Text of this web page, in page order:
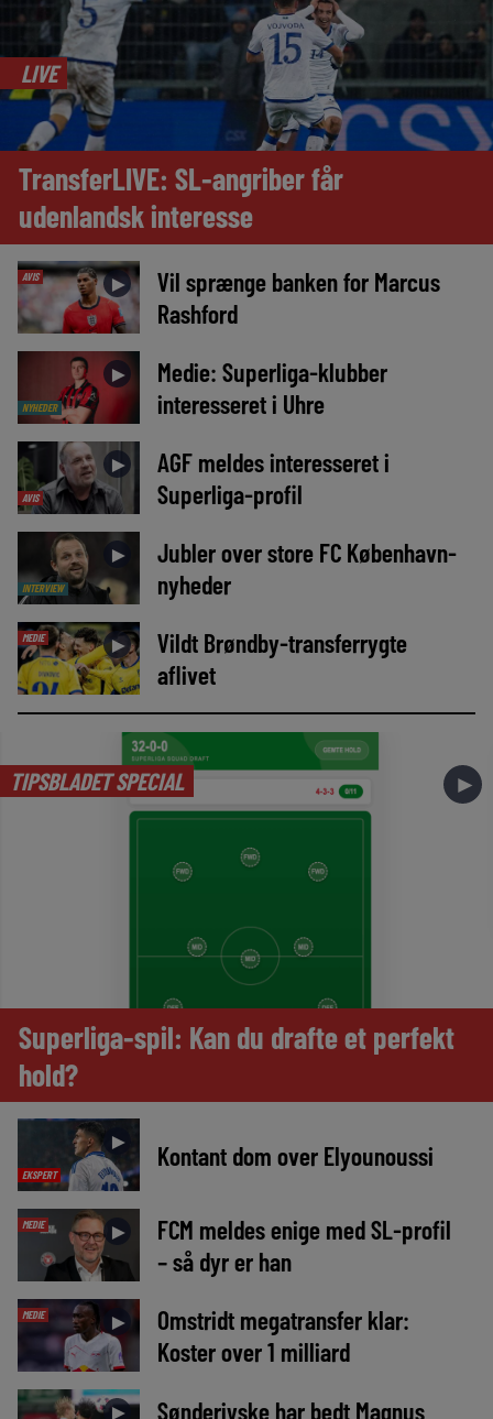
LIVE
TransferLIVE: SL-angriber får
udenlandsk interesse
AVIS ►
Vil sprænge banken for Marcus
Rashford
NYHEDER
►
Medie: Superliga-klubber
interesseret i Uhre
AVIS
►
AGF meldes interesseret i
Superliga-profil
INTERVIEW
►
Jubler over store FC København-
nyheder
MEDIE ►
Vildt Brøndby-transferrygte
aflivet
TIPSBLADET SPECIAL ►
Superliga-spil: Kan du drafte et perfekt
hold?
EKSPERT
► Kontant dom over Elyounoussi
MEDIE ►
FCM meldes enige med SL-profil
– så dyr er han
MEDIE ►
Omstridt megatransfer klar:
Koster over 1 milliard
► Sønderjyske har bedt Magnus